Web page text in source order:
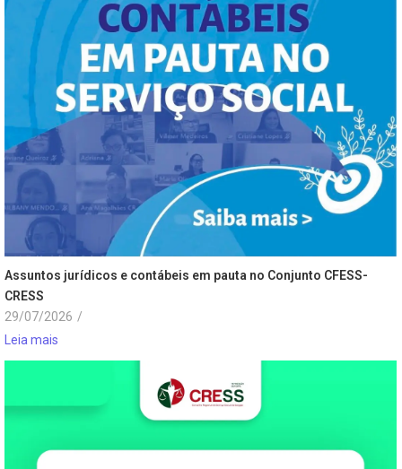
Assuntos jurídicos e contábeis em pauta no Conjunto CFESS-
CRESS
29/07/2026 /
Leia mais